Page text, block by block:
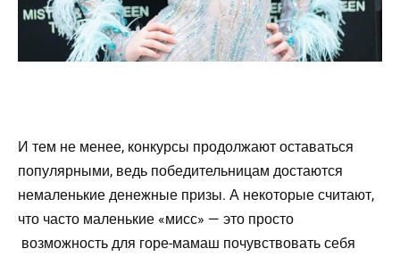
И тем не менее, конкурсы продолжают оставаться
популярными, ведь победительницам достаются
немаленькие денежные призы. А некоторые считают,
что часто маленькие «мисс» — это просто
возможность для горе-мамаш почувствовать себя